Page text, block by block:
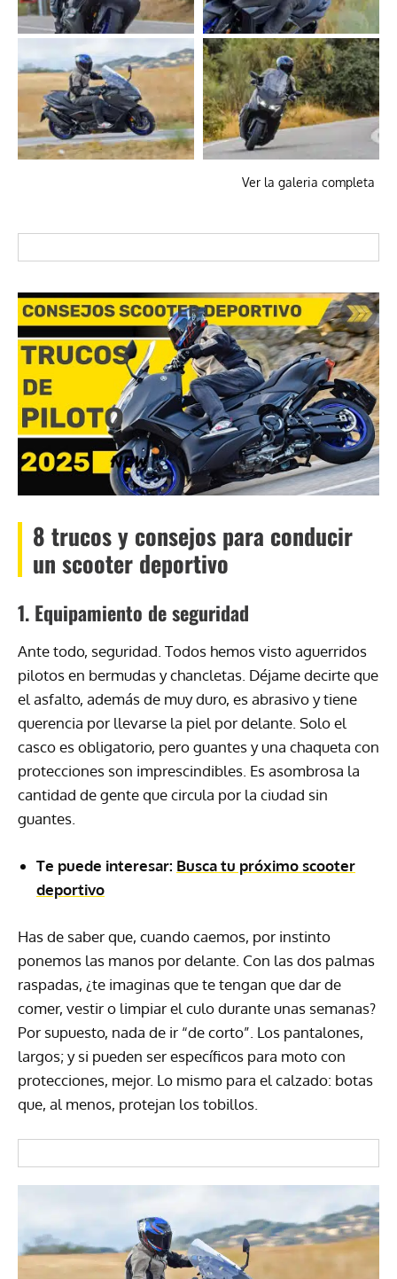
Ver la galeria completa
8 trucos y consejos para conducir
un scooter deportivo
1. Equipamiento de seguridad
Ante todo, seguridad. Todos hemos visto aguerridos
pilotos en bermudas y chancletas. Déjame decirte que
el asfalto, además de muy duro, es abrasivo y tiene
querencia por llevarse la piel por delante. Solo el
casco es obligatorio, pero guantes y una chaqueta con
protecciones son imprescindibles. Es asombrosa la
cantidad de gente que circula por la ciudad sin
guantes.
Te puede interesar: Busca tu próximo scooter
deportivo
Has de saber que, cuando caemos, por instinto
ponemos las manos por delante. Con las dos palmas
raspadas, ¿te imaginas que te tengan que dar de
comer, vestir o limpiar el culo durante unas semanas?
Por supuesto, nada de ir “de corto”. Los pantalones,
largos; y si pueden ser específicos para moto con
protecciones, mejor. Lo mismo para el calzado: botas
que, al menos, protejan los tobillos.